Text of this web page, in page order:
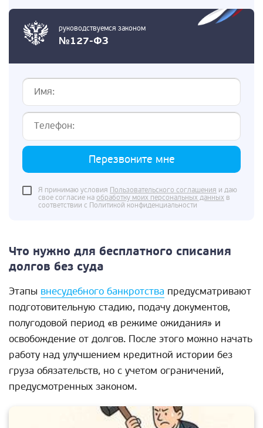
руководствуемся законом
№127-ФЗ
Перезвоните мне
Я принимаю условия Пользовательского соглашения и даю
свое согласие на обработку моих персональных данных в
соответствии с Политикой конфиденциальности
Что нужно для бесплатного списания
долгов без суда
Этапы внесудебного банкротства предусматривают
подготовительную стадию, подачу документов,
полугодовой период «в режиме ожидания» и
освобождение от долгов. После этого можно начать
работу над улучшением кредитной истории без
груза обязательств, но с учетом ограничений,
предусмотренных законом.